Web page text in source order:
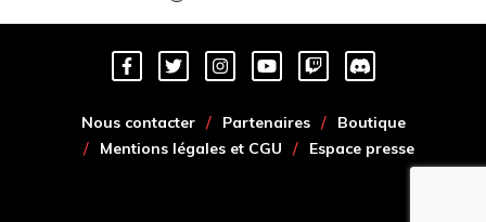
Nous contacter Partenaires
Boutique
Mentions légales et CGU
Espace presse